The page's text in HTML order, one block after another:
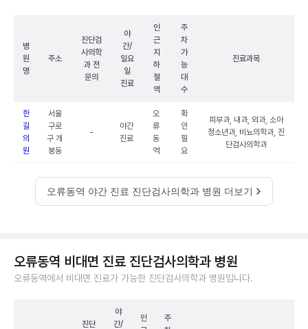
병
원
명
주소
진단검
사의학
과 전
문의
야
간/
일요
일
진료
인
근
지
하
철
역
주
차
가
능
대
수
진료과목
한
길
의
원
서울
구로
구 개
봉동
-
야간
진료
오
류
동
역
확
인
필
요
피부과, 내과, 외과, 소아
청소년과, 비뇨의학과, 진
단검사의학과
오류동역 야간 진료 진단검사의학과 병원 더보기
오류동역 비대면 진료 진단검사의학과 병원
오류동역에서 비대면 진료가 가능한 진단검사의학과 병원입니다.
진단
야
간/
인
주